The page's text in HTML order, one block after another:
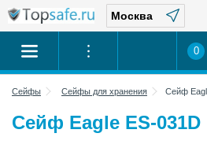
0
Сейфы Сейфы для хранения Сейф
Сейф Eagle ES-031D